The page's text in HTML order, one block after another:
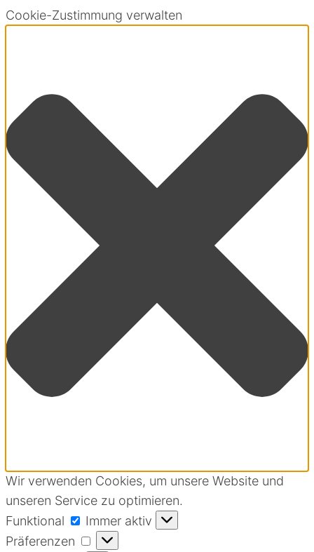
Cookie-Zustimmung verwalten
Wir verwenden Cookies, um unsere Website und
unseren Service zu optimieren.
Funktional
Funktional
Immer aktiv
Präferenzen
Präferenzen